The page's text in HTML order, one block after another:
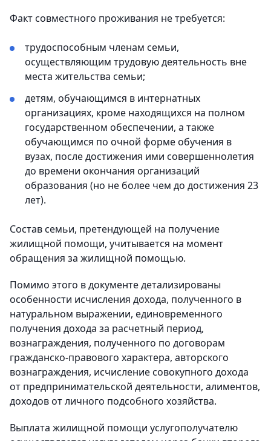
Факт совместного проживания не требуется:
трудоспособным членам семьи,
осуществляющим трудовую деятельность вне
места жительства семьи;
детям, обучающимся в интернатных
организациях, кроме находящихся на полном
государственном обеспечении, а также
обучающимся по очной форме обучения в
вузах, после достижения ими совершеннолетия
до времени окончания организаций
образования (но не более чем до достижения 23
лет).
Состав семьи, претендующей на получение
жилищной помощи, учитывается на момент
обращения за жилищной помощью.
Помимо этого в документе детализированы
особенности исчисления дохода, полученного в
натуральном выражении, единовременного
получения дохода за расчетный период,
вознаграждения, полученного по договорам
гражданско-правового характера, авторского
вознаграждения, исчисление совокупного дохода
от предпринимательской деятельности, алиментов,
доходов от личного подсобного хозяйства.
Выплата жилищной помощи услугополучателю